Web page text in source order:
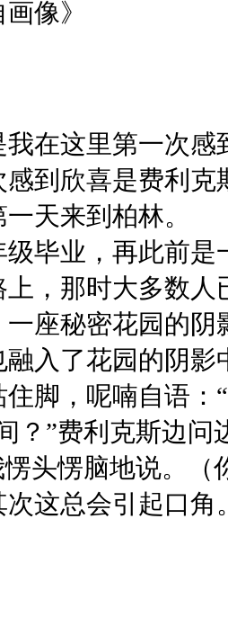
像》
在这里第一次感
到欣喜是费利克
天来到柏林。
毕业，再此前
，那时大多数
一座秘密花园的
入了花园的阴
脚，呢喃自语：
？”费利克斯边问
愣头愣脑地说。
这总会引起口